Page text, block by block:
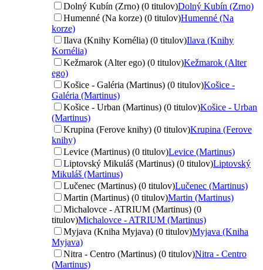
Dolný Kubín (Zrno) (0 titulov)Dolný Kubín (Zrno)
Humenné (Na korze) (0 titulov)Humenné (Na
korze)
Ilava (Knihy Kornélia) (0 titulov)Ilava (Knihy
Kornélia)
Kežmarok (Alter ego) (0 titulov)Kežmarok (Alter
ego)
Košice - Galéria (Martinus) (0 titulov)Košice -
Galéria (Martinus)
Košice - Urban (Martinus) (0 titulov)Košice - Urban
(Martinus)
Krupina (Ferove knihy) (0 titulov)Krupina (Ferove
knihy)
Levice (Martinus) (0 titulov)Levice (Martinus)
Liptovský Mikuláš (Martinus) (0 titulov)Liptovský
Mikuláš (Martinus)
Lučenec (Martinus) (0 titulov)Lučenec (Martinus)
Martin (Martinus) (0 titulov)Martin (Martinus)
Michalovce - ATRIUM (Martinus) (0
titulov)Michalovce - ATRIUM (Martinus)
Myjava (Kniha Myjava) (0 titulov)Myjava (Kniha
Myjava)
Nitra - Centro (Martinus) (0 titulov)Nitra - Centro
(Martinus)